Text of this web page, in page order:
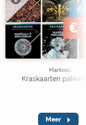
€
€
Manteau
Kraskaarten pakket
Meer